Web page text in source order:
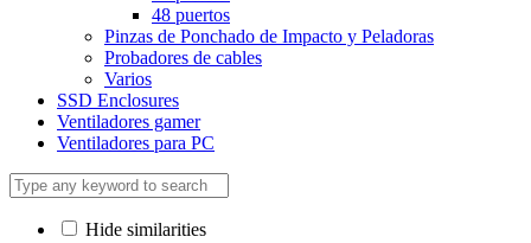
48 puertos
Pinzas de Ponchado de Impacto y Peladoras
Probadores de cables
Varios
SSD Enclosures
Ventiladores gamer
Ventiladores para PC
Hide similarities